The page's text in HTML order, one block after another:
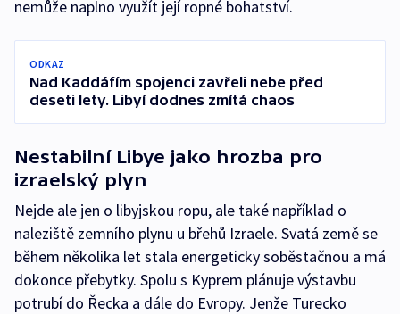
nemůže naplno využít její ropné bohatství.
ODKAZ
Nad Kaddáfím spojenci zavřeli nebe před
deseti lety. Libyí dodnes zmítá chaos
Nestabilní Libye jako hrozba pro
izraelský plyn
Nejde ale jen o libyjskou ropu, ale také například o
naleziště zemního plynu u břehů Izraele. Svatá země se
během několika let stala energeticky soběstačnou a má
dokonce přebytky. Spolu s Kyprem plánuje výstavbu
potrubí do Řecka a dále do Evropy. Jenže Turecko